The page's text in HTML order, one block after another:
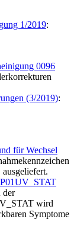
1/2019:
0096
(3/2019):
für Wechsel
der
wird
Symptome